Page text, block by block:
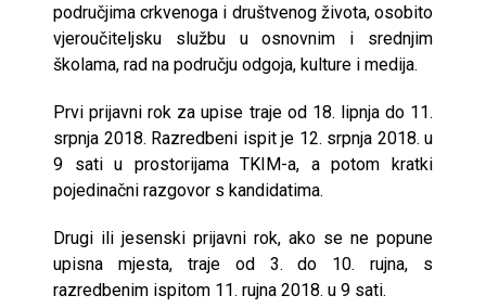
područjima crkvenoga i društvenog života, osobito
vjeroučiteljsku službu u osnovnim i srednjim
školama, rad na području odgoja, kulture i medija.
Prvi prijavni rok za upise traje od 18. lipnja do 11.
srpnja 2018. Razredbeni ispit je 12. srpnja 2018. u
9 sati u prostorijama TKIM-a, a potom kratki
pojedinačni razgovor s kandidatima.
Drugi ili jesenski prijavni rok, ako se ne popune
upisna mjesta, traje od 3. do 10. rujna, s
razredbenim ispitom 11. rujna 2018. u 9 sati.